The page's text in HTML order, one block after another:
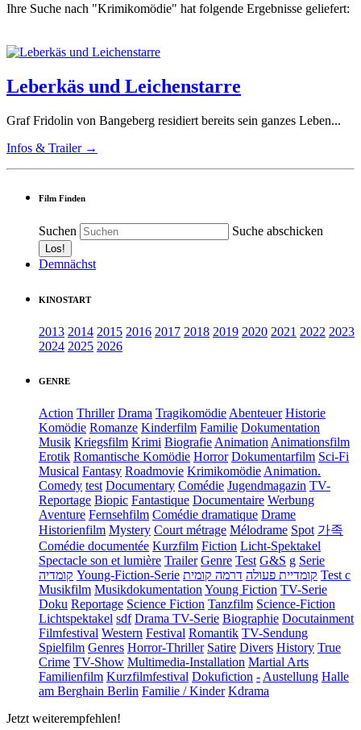
Ihre Suche nach "Krimikomödie" hat folgende Ergebnisse geliefert:
Leberkäs und Leichenstarre
Graf Fridolin von Bangeberg residiert bereits sein ganzes Leben...
Infos & Trailer →
Film Finden
Suchen Suche abschicken
Demnächst
KINOSTART
2013 2014 2015 2016 2017 2018 2019 2020 2021 2022 2023
2024 2025 2026
GENRE
Action Thriller Drama TragikomödieAbenteuer Historie
Komödie Romanze Kinderfilm Familie Dokumentation
Musik Kriegsfilm Krimi BiografieAnimationAnimationsfilm
Erotik Romantische Komödie Horror Dokumentarfilm Sci-Fi
Musical Fantasy Roadmovie KrimikomödieAnimation.
Comedy test Documentary Comédie Jugendmagazin TV-
Reportage Biopic Fantastique Documentaire Werbung
Aventure Fernsehfilm Comédie dramatique Drame
Historienfilm Mystery Court métrage Mélodrame Spot 가족
Comédie documentée Kurzfilm Fiction Licht-Spektakel
Spectacle son et lumière Trailer Genre Test G&S g Serie
קומדיה Young-Fiction-Serie קומדיית פעולה דרמה קומית
Test c
Musikfilm MusikdokumentationYoung Fiction TV-Serie
Doku Reportage Science Fiction Tanzfilm Science-Fiction
Lichtspektakel sdf Drama TV-Serie Biographie Docutainment
Filmfestival Western Festival Romantik TV-Sendung
Spielfilm Genres Horror-Thriller Satire Divers History True
Crime TV-Show Multimedia-Installation Martial Arts
Familienfilm Kurzfilmfestival Dokufiction -Austellung Halle
am Berghain Berlin Familie / Kinder Kdrama
Jetzt weiterempfehlen!